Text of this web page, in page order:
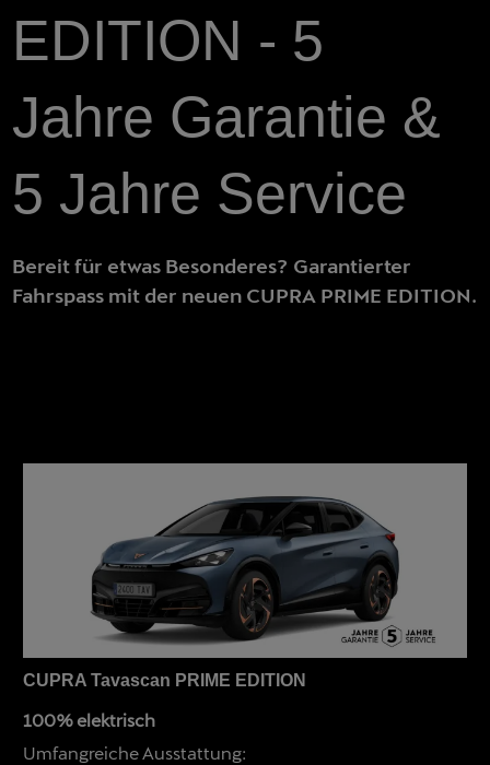
EDITION - 5
Jahre Garantie &
5 Jahre Service
Bereit für etwas Besonderes? Garantierter
Fahrspass mit der neuen CUPRA PRIME EDITION.
CUPRA Tavascan PRIME EDITION
100% elektrisch
Umfangreiche Ausstattung: